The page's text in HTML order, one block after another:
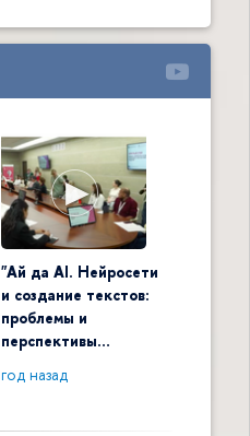
"Ай да AI. Нейросети
и создание текстов:
проблемы и
перспективы…
год назад